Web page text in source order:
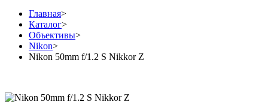
Главная>
Каталог>
Объективы>
Nikon>
Nikon 50mm f/1.2 S Nikkor Z